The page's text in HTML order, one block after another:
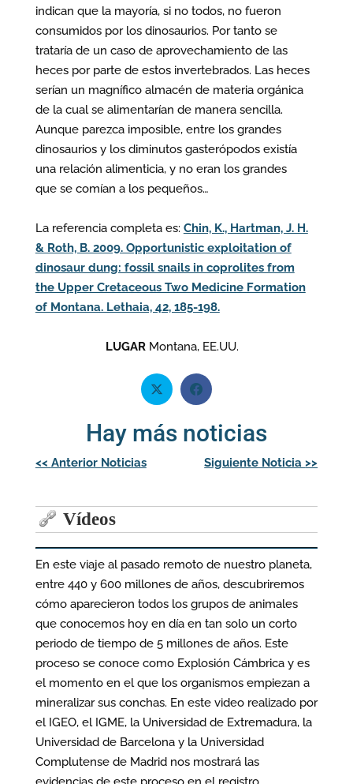
indican que la mayoría, si no todos, no fueron
consumidos por los dinosaurios. Por tanto se
trataría de un caso de aprovechamiento de las
heces por parte de estos invertebrados. Las heces
serían un magnífico almacén de materia orgánica
de la cual se alimentarían de manera sencilla.
Aunque parezca imposible, entre los grandes
dinosaurios y los diminutos gasterópodos existía
una relación alimenticia, y no eran los grandes
que se comían a los pequeños…
La referencia completa es: Chin, K., Hartman, J. H.
& Roth, B. 2009. Opportunistic exploitation of
dinosaur dung: fossil snails in coprolites from
the Upper Cretaceous Two Medicine Formation
of Montana. Lethaia, 42, 185-198.
LUGAR Montana, EE.UU.
Hay más noticias
Navegación
de
<< Anterior Noticias Siguiente Noticia >>
Vídeos
En este viaje al pasado remoto de nuestro planeta,
entre 440 y 600 millones de años, descubriremos
cómo aparecieron todos los grupos de animales
que conocemos hoy en día en tan solo un corto
periodo de tiempo de 5 millones de años. Este
proceso se conoce como Explosión Cámbrica y es
el momento en el que los organismos empiezan a
mineralizar sus conchas. En este video realizado por
el IGEO, el IGME, la Universidad de Extremadura, la
Universidad de Barcelona y la Universidad
Complutense de Madrid nos mostrará las